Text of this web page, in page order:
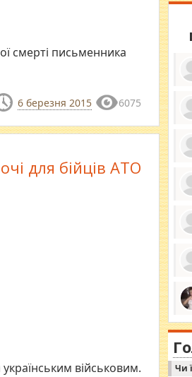
смерті письменника
6 березня 2015 6075
для бійців АТО
військовим.
за
ми
in
Чи